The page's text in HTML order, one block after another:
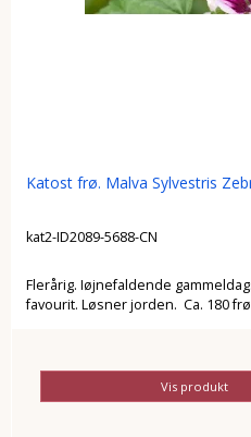
Katost frø. Malva Sylvestris
kat2-ID2089-5688-CN
Flerårig. Iøjnefaldende
favourit. Løsner jorden. Ca. 180 frø
Vis produkt